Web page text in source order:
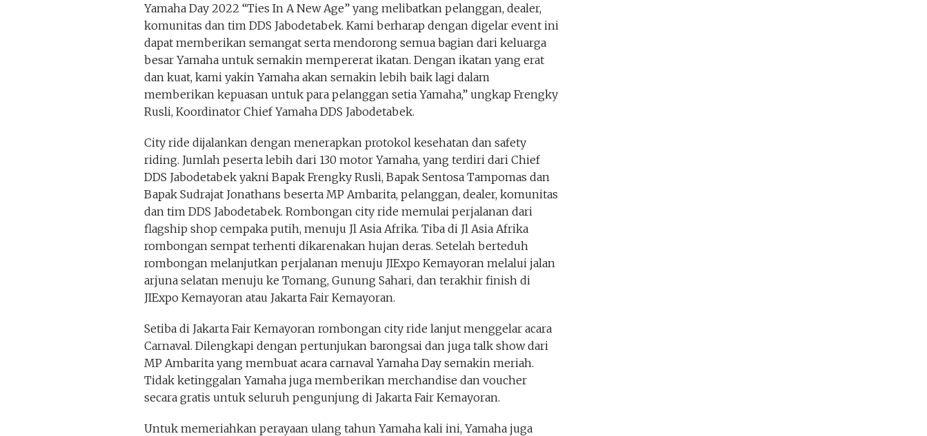
Yamaha Day 2022 “Ties In A New Age” yang melibatkan pelanggan, dealer,
komunitas dan tim DDS Jabodetabek. Kami berharap dengan digelar event ini
dapat memberikan semangat serta mendorong semua bagian dari keluarga
besar Yamaha untuk semakin mempererat ikatan. Dengan ikatan yang erat
dan kuat, kami yakin Yamaha akan semakin lebih baik lagi dalam
memberikan kepuasan untuk para pelanggan setia Yamaha,” ungkap Frengky
Rusli, Koordinator Chief Yamaha DDS Jabodetabek.
City ride dijalankan dengan menerapkan protokol kesehatan dan safety
riding. Jumlah peserta lebih dari 130 motor Yamaha, yang terdiri dari Chief
DDS Jabodetabek yakni Bapak Frengky Rusli, Bapak Sentosa Tampomas dan
Bapak Sudrajat Jonathans beserta MP Ambarita, pelanggan, dealer, komunitas
dan tim DDS Jabodetabek. Rombongan city ride memulai perjalanan dari
flagship shop cempaka putih, menuju Jl Asia Afrika. Tiba di Jl Asia Afrika
rombongan sempat terhenti dikarenakan hujan deras. Setelah berteduh
rombongan melanjutkan perjalanan menuju JIExpo Kemayoran melalui jalan
arjuna selatan menuju ke Tomang, Gunung Sahari, dan terakhir finish di
JIExpo Kemayoran atau Jakarta Fair Kemayoran.
Setiba di Jakarta Fair Kemayoran rombongan city ride lanjut menggelar acara
Carnaval. Dilengkapi dengan pertunjukan barongsai dan juga talk show dari
MP Ambarita yang membuat acara carnaval Yamaha Day semakin meriah.
Tidak ketinggalan Yamaha juga memberikan merchandise dan voucher
secara gratis untuk seluruh pengunjung di Jakarta Fair Kemayoran.
Untuk memeriahkan perayaan ulang tahun Yamaha kali ini, Yamaha juga